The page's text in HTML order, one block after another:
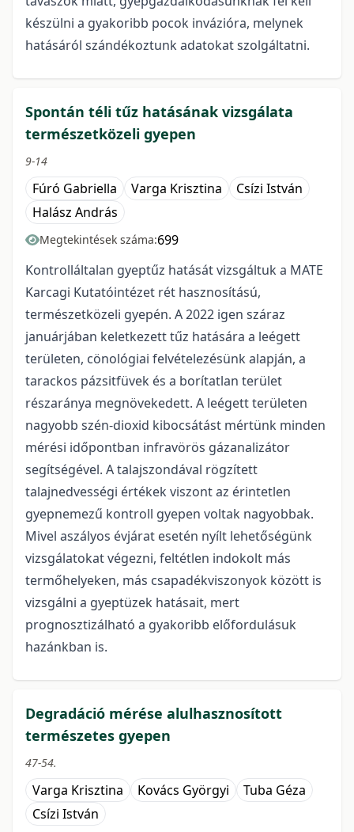
készülni a gyakoribb pocok invázióra, melynek
hatásáról szándékoztunk adatokat szolgáltatni.
Spontán téli tűz hatásának vizsgálata
természetközeli gyepen
9-14
Fúró Gabriella Varga Krisztina
Csízi István
Halász András
Megtekintések száma:699
Kontrolláltalan gyeptűz hatását vizsgáltuk a MATE
Karcagi Kutatóintézet rét hasznosítású,
természetközeli gyepén. A 2022 igen száraz
januárjában keletkezett tűz hatására a leégett
területen, cönológiai felvételezésünk alapján, a
tarackos pázsitfüvek és a borítatlan terület
részaránya megnövekedett. A leégett területen
nagyobb szén-dioxid kibocsátást mértünk minden
mérési időpontban infravörös gázanalizátor
segítségével. A talajszondával rögzített
talajnedvességi értékek viszont az érintetlen
gyepnemezű kontroll gyepen voltak nagyobbak.
Mivel aszályos évjárat esetén nyílt lehetőségünk
vizsgálatokat végezni, feltétlen indokolt más
termőhelyeken, más csapadékviszonyok között is
vizsgálni a gyeptüzek hatásait, mert
prognosztizálható a gyakoribb előfordulásuk
hazánkban is.
Degradáció mérése alulhasznosított
természetes gyepen
47-54.
Varga Krisztina Kovács Györgyi
Tuba Géza
Csízi István